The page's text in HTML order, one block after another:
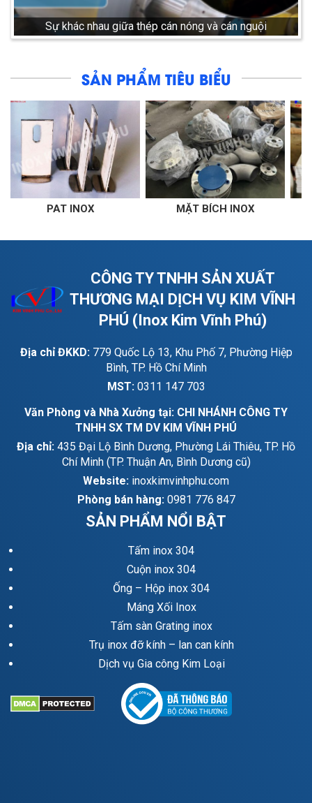
Sự khác nhau giữa thép cán nóng và cán nguội
SẢN PHẨM TIÊU BIỂU
MẶT BÍCH INOX THANH LA
CÔNG TY TNHH SẢN XUẤT
THƯƠNG MẠI DỊCH VỤ KIM VĨNH
PHÚ (Inox Kim Vĩnh Phú)
Địa chỉ ĐKKD: 779 Quốc Lộ 13, Khu Phố 7, Phường Hiệp
Bình, TP. Hồ Chí Minh
MST: 0311 147 703
Văn Phòng và Nhà Xưởng tại: CHI NHÁNH CÔNG TY
TNHH SX TM DV KIM VĨNH PHÚ
Địa chỉ: 435 Đại Lộ Bình Dương, Phường Lái Thiêu, TP. Hồ
Chí Minh (TP. Thuận An, Bình Dương cũ)
Website: inoxkimvinhphu.com
Phòng bán hàng: 0981 776 847
SẢN PHẨM NỔI BẬT
Tấm inox 304
Cuộn inox 304
Ống – Hộp inox 304
Máng Xối Inox
Tấm sàn Grating inox
Trụ inox đỡ kính – lan can kính
Dịch vụ Gia công Kim Loại